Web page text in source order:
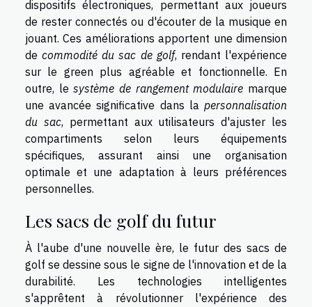
dispositifs électroniques, permettant aux joueurs
de rester connectés ou d'écouter de la musique en
jouant. Ces améliorations apportent une dimension
decommodité du sac de golf, rendant l'expérience
sur le green plus agréable et fonctionnelle. En
outre, lesystème de rangement modulaire marque
une avancée significative dans la personnalisation
du sac, permettant aux utilisateurs d'ajuster les
compartiments selon leurs équipements
spécifiques, assurant ainsi une organisation
optimale et une adaptation à leurs préférences
personnelles.
Les sacs de golf du futur
À l'aube d'une nouvelle ère, le futur des sacs de
golf se dessine sous le signe de l'innovation et de la
durabilité. Les technologies intelligentes
s'apprêtent à révolutionner l'expérience des